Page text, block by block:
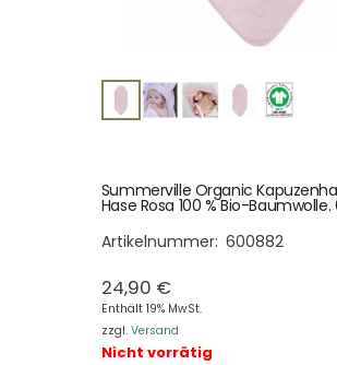
Summerville Organic
Hase Rosa 100 % Bio-
Artikelnummer: 600882
24,90 €
Enthält 19% MwSt.
zzgl. Versand
Nicht vorrätig